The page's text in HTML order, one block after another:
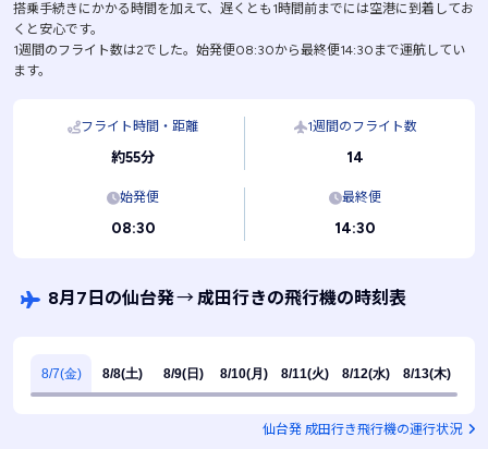
搭乗手続きにかかる時間を加えて、遅くとも1時間前までには空港に到着してお
くと安心です。
1週間のフライト数は2でした。始発便08:30から最終便14:30まで運航してい
ます。
フライト時間・距離
約55分
1週間のフライト数
14
始発便
08:30
最終便
14:30
8月7日の仙台発→成田行きの飛行機の時刻表
8/7(金) 8/8(土) 8/9(日) 8/10(月) 8/11(火) 8/12(水) 8/13(木)
仙台発 成田行き飛行機の運行状況